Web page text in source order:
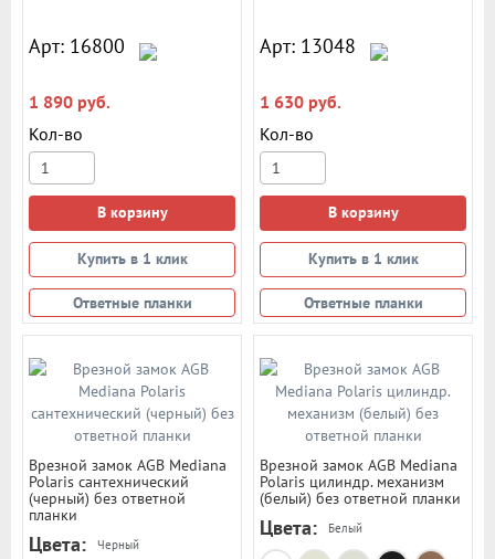
Арт: 16800
1 890 руб.
Кол-во
В корзину
Купить в 1 клик
Ответные планки
Арт: 13048
1 630 руб.
Кол-во
В корзину
Купить в 1 клик
Ответные планки
Врезной замок AGB Mediana
Polaris сантехнический
(черный) без ответной
планки
Цвета: Черный
Врезной замок AGB Mediana
Polaris цилиндр. механизм
(белый) без ответной планки
Цвета: Белый